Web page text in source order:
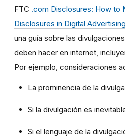
FTC .com Disclosures: How to
Disclosures in Digital Advertising
una guía sobre las
deben hacer en internet,
Por ejemplo, consideraciones
La prominencia de la
Si la divulgación es
Si el lenguaje de la